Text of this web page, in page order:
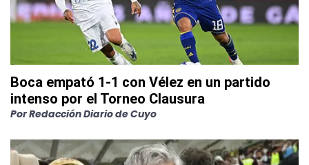
Boca empató 1-1 con Vélez en un partido
intenso por el Torneo Clausura
PorRedacción Diario de Cuyo